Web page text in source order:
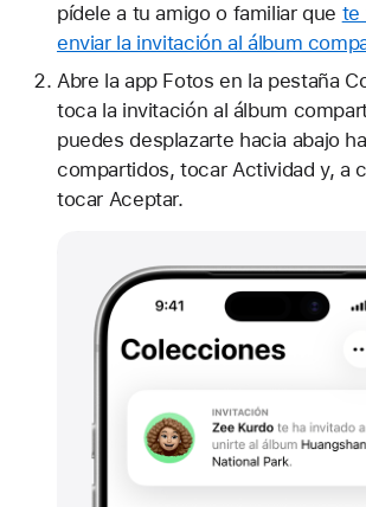
pídele a tu amigo o familiar que te
enviar la invitación al álbum
Abre la app Fotos en la pestaña
toca la invitación al álbum
puedes desplazarte hacia abajo
compartidos, tocar Actividad y, a
tocar Aceptar.